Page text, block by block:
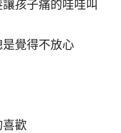
孩子痛的哇哇叫
覺得不放心
歡